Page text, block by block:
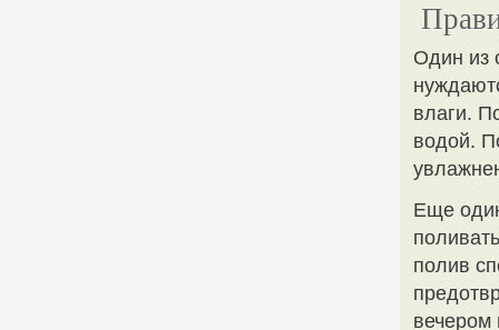
Один из
влаги.
водой.
Еще
полив
вечером